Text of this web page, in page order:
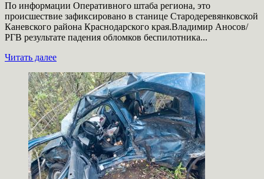
По информации Оперативного штаба региона, это
происшествие зафиксировано в станице Стародеревянковской
Каневского района Краснодарского края.Владимир Аносов/
РГВ результате падения обломков беспилотника...
Читать далееПрочитать
о
На
Кубани
из-
за
падения
обломков
БПЛА
загорелась
электроподстанция